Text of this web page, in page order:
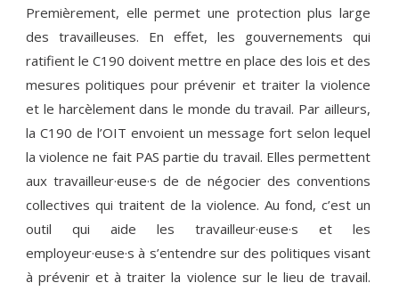
Premièrement, elle permet une protection plus large
des travailleuses. En effet, les gouvernements qui
ratifient le C190 doivent mettre en place des lois et des
mesures politiques pour prévenir et traiter la violence
et le harcèlement dans le monde du travail. Par ailleurs,
la C190 de l’OIT envoient un message fort selon lequel
la violence ne fait PAS partie du travail. Elles permettent
aux travailleur·euse·s de de négocier des conventions
collectives qui traitent de la violence. Au fond, c’est un
outil qui aide les travailleur·euse·s et les
employeur·euse·s à s’entendre sur des politiques visant
à prévenir et à traiter la violence sur le lieu de travail.